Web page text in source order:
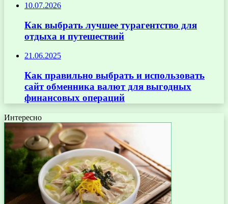
10.07.2026
Как выбрать лучшее турагентство для
отдыха и путешествий
21.06.2025
Как правильно выбрать и использовать
сайт обменника валют для выгодных
финансовых операций
Интересно